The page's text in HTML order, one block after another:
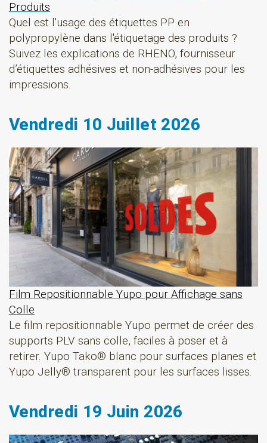
Produits
Quel est l'usage des étiquettes PP en
polypropylène dans l'étiquetage des produits ?
Suivez les explications de RHENO, fournisseur
d’étiquettes adhésives et non-adhésives pour les
impressions.
Vendredi 10 Juillet 2026
Film Repositionnable Yupo pour Affichage sans
Colle
Le film repositionnable Yupo permet de créer des
supports PLV sans colle, faciles à poser et à
retirer. Yupo Tako® blanc pour surfaces planes et
Yupo Jelly® transparent pour les surfaces lisses.
Vendredi 19 Juin 2026